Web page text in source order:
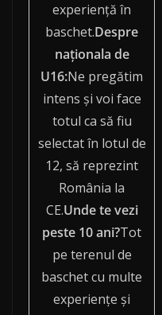
experienţă în
baschet.Despre
naţionala de
U16:Ne pregătim
intens şi voi face
totul ca să fiu
selectat în lotul de
12, să reprezint
România la
CE.Unde te vezi
peste 10 ani?Tot
pe terenul de
baschet cu multe
experienţe şi